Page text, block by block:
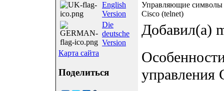
English
Version
Die
deutsche
Version
Карта сайта
Поделиться
Управляющие символы
Cisco (telnet)
Добавил(а)
управления